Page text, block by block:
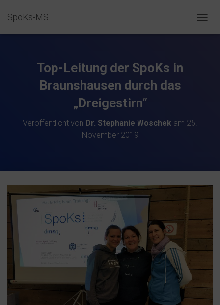
SpoKs-MS
A
Top-Leitung der SpoKs in
Braunshausen durch das
„Dreigestirn“
Veröffentlicht von Dr. Stephanie Woschek am 25.
November 2019